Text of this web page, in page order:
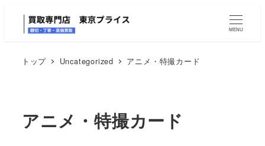
MENU
トップ Uncategorized アニメ・特撮カード
アニメ・特撮カード